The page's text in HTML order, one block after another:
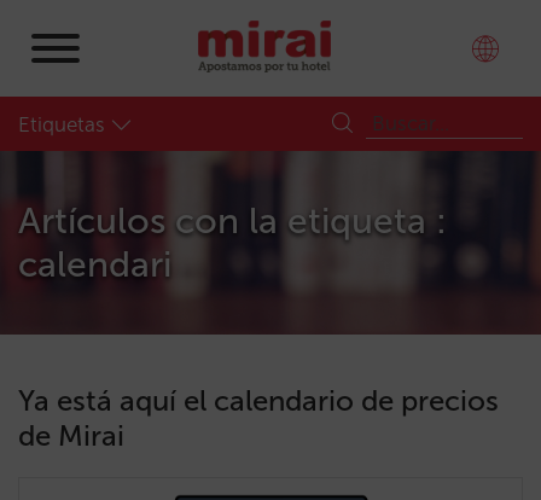
Etiquetas
Artículos con la etiqueta :
calendari
Ya está aquí el calendario de precios
de Mirai